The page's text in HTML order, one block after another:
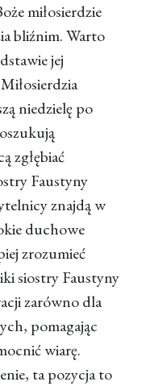
miłosierdzie
bliźnim. Warto
jej
niedzielę po
zgłębiać
Faustyny
znajdą w
duchowe
zrozumieć
siostry Faustyny
zarówno dla
pomagając
wiarę.
ta pozycja to